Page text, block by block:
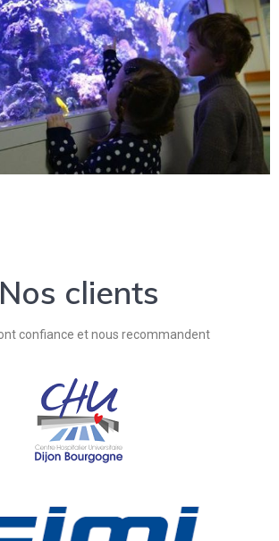
Nos clients
confiance et nous recommandent